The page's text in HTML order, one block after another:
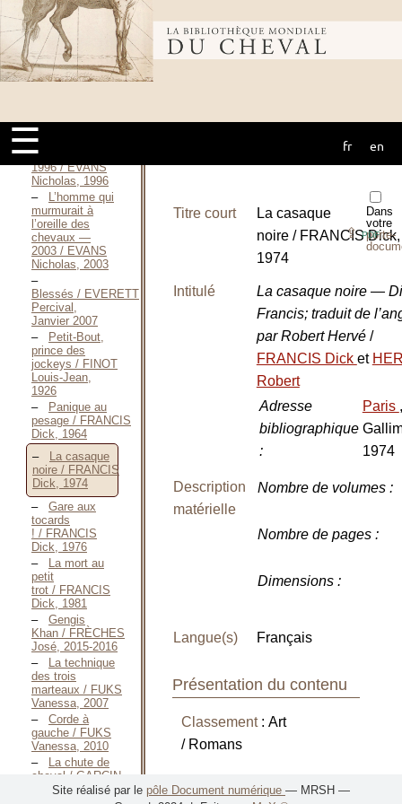
Bibliothèque
mondiale du
cheval
☰ fr en
BOUCHERON
Bernard, 2006
Les chevaux
de
Fontenoy / ESPARBÈS
Georges,
qui murmurait à
l’oreille des
chevaux —
1996 / EVANS
Nicholas, 1996
L’homme qui
murmurait à
l’oreille des
chevaux —
2003 / EVANS
Nicholas, 2003
Blessés / EVERETT
Percival,
Janvier 2007
Petit-Bout,
prince des
jockeys / FINOT
Louis-Jean,
1926
Panique au
pesage / FRANCIS
Dick, 1964
La casaque
noire / FRANCIS
Dick, 1974
Gare aux
tocards
! / FRANCIS
Dick, 1976
La mort au
petit
trot / FRANCIS
Dick, 1981
Gengis
Khan / FRÈCHES
José, 2015-2016
La technique
des trois
marteaux / FUKS
Vanessa, 2007
Corde à
gauche / FUKS
Vanessa, 2010
La chute de
cheval / GARCIN
Jérôme, 1998
Dans
votre
porte-
⇪PDF
Titre court
La casaque
noire / FRANCIS Dick,
1974
Intitulé
La casaque noire —
Francis; traduit de
par Robert Hervé /
FRANCIS Dick et
Robert
Adresse
bibliographique
:
Paris ,
1974
Description
matérielle
Nombre de volumes:
Nombre de pages:
Dimensions:
Langue(s) Français
Présentation du contenu
Classement: Art
/ Romans
Site réalisé par le pôle Document numérique — MRSH —